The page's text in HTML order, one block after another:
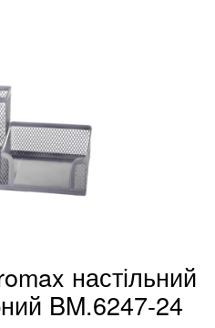
настільний
BM.6247-24